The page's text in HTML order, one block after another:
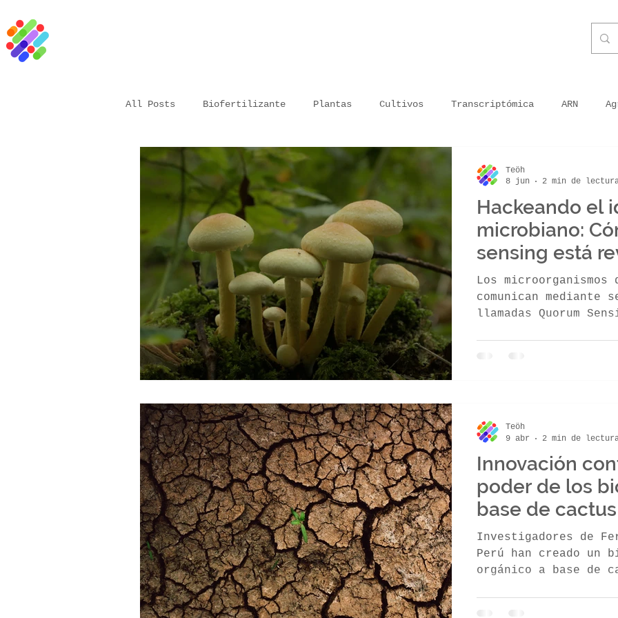
All Posts Biofertilizante Plantas Cultivos Transcriptómica ARN
Vacuna biológica microorganismos
Bioestimulante Agricultura en Peru Agricultura moderna Agricultura en
Resina natural Aceite vegetal usado Tecnología
Agricultura Drones Compost Tés de compost
Hackeando el
microbiano:
sensing está
agricultura
Los
comunican mediante
llamadas Quorum
silencia a los
cultivos fuertes y
Teöh
8 jun
2 min de
Innovación
poder de los
base de
Investigadores de
Perú han creado un
orgánico a base de
Teöh
9 abr
2 min de